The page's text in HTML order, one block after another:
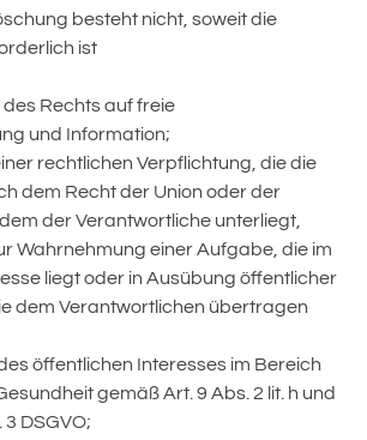
besteht nicht, soweit die
ist
des Rechts auf freie
und Information;
rechtlichen Verpflichtung, die die
dem Recht der Union oder der
der Verantwortliche unterliegt,
Wahrnehmung einer Aufgabe, die im
liegt oder in Ausübung öffentlicher
dem Verantwortlichen übertragen
öffentlichen Interesses im Bereich
gemäß Art. 9 Abs. 2 lit. h und
3 DSGVO;